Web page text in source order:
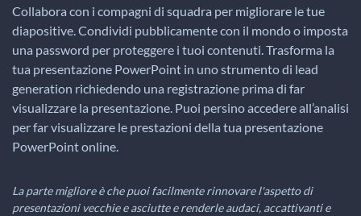
Collabora con i compagni di squadra per migliorare le tue
diapositive. Condividi pubblicamente con il mondo o imposta
una password per proteggere i tuoi contenuti. Trasforma la
tua presentazione PowerPoint in uno strumento di lead
generation richiedendo una registrazione prima di far
visualizzare la presentazione. Puoi persino accedere all’analisi
per far visualizzare le prestazioni della tua presentazione
PowerPoint online.
La parte migliore è che puoi facilmente rinnovare l'aspetto di
presentazioni vecchie e asciutte e renderle audaci, accattivanti e